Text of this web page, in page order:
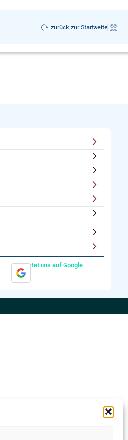
zurück zur Startseite
Bewertet uns auf Google